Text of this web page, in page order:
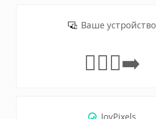
Ваше устройство
🚶🏼‍♂️‍➡️
JoyPixels